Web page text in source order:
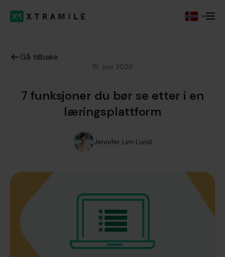
Gå tillbake
19. juni 2026
7 funksjoner du bør se etter i en
læringsplattform
Jennifer Lim Lund